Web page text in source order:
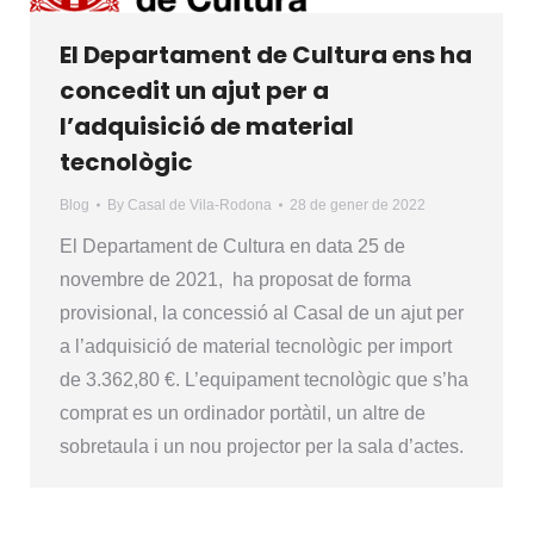
El Departament de Cultura ens ha
concedit un ajut per a
l’adquisició de material
tecnològic
Blog By Casal de Vila-Rodona 28 de gener de 2022
El Departament de Cultura en data 25 de
novembre de 2021, ha proposat de forma
provisional, la concessió al Casal de un ajut per
a l’adquisició de material tecnològic per import
de 3.362,80 €. L’equipament tecnològic que s’ha
comprat es un ordinador portàtil, un altre de
sobretaula i un nou projector per la sala d’actes.